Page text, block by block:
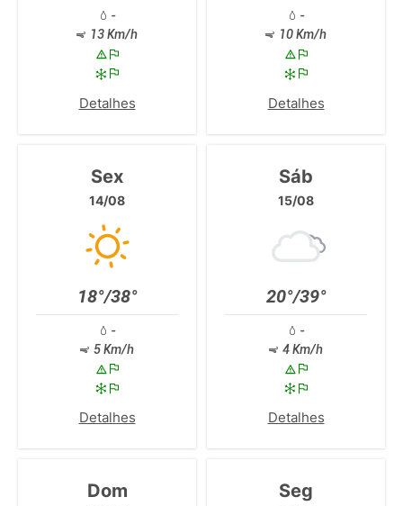
-
13 Km/h
Detalhes
-
10 Km/h
Detalhes
Sex
14/08
18°/38°
-
5 Km/h
Detalhes
Sáb
15/08
20°/39°
-
4 Km/h
Detalhes
Dom Seg